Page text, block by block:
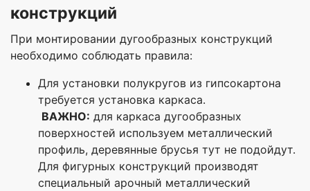
конструкций
При монтировании дугообразных конструкций
необходимо соблюдать правила:
Для установки полукругов из гипсокартона
требуется установка каркаса.
ВАЖНО: для каркаса дугообразных
поверхностей используем металлический
профиль, деревянные брусья тут не подойдут.
Для фигурных конструкций производят
специальный арочный металлический